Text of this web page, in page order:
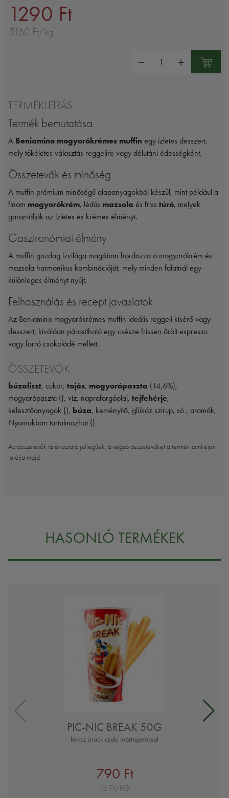
1290 Ft
5160 Ft/kg
TERMÉKLEÍRÁS
Termék bemutatása
A Beniamino mogyorókrémes muffin egy ízletes desszert,
mely tökéletes választás reggelire vagy délutáni édességként.
Összetevők és minőség
A muffin prémium minőségű alapanyagokból készül, mint például a
finom mogyorókrém, lédús mazsola és friss túró, melyek
garantálják az ízletes és krémes élményt.
Gasztronómiai élmény
A muffin gazdag ízvilága magában hordozza a mogyorókrém és
mazsola harmonikus kombinációját, mely minden falatnál egy
különleges élményt nyújt.
Felhasználás és recept javaslatok
Az Beniamino mogyorókrémes muffin ideális reggeli kísérő vagy
desszert, kiválóan párosítható egy csésze frissen őrölt espresso
vagy forró csokoládé mellett.
ÖSSZETEVŐK
búzaliszt, cukor, tojás, mogyorópaszta (14,6%),
mogyorópaszta (), víz, napraforgóolaj, tejfehérje,
kelesztőanyagok (), búza, keményítő, glükóz szirup, só , aromák,
Nyomokban tartalmazhat ()
Az összetevők tájékoztató jellegűek, a végső összetevőket a termék cimkéjén
találja majd
HASONLÓ TERMÉKEK
PIC-NIC BREAK 50G
keksz snack csoki mártogatóssal
790 Ft
16 Ft/KG